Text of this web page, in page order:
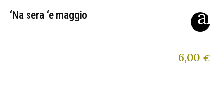
‘Na sera ‘e maggio
6,00 €